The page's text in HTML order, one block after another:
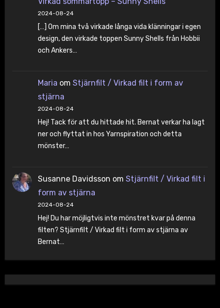
2024-08-24
[…] Om mina två virkade långa vida klänningar i egen
design, den virkade toppen Sunny Shells från Hobbii
och Ankers…
Maria om Stjärnfilt / Virkad filt i form av
stjärna
2024-08-24
Hej! Tack för att du hittade hit. Bernat verkar ha lagt
ner och flyttat in hos Yarnspiration och detta
mönster…
Susanne Davidsson om Stjärnfilt / Virkad filt i
form av stjärna
2024-08-24
Hej! Du har möjligtvis inte mönstret kvar på denna
filten? Stjärnfilt / Virkad filt i form av stjärna av
Bernat…